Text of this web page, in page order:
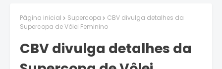
Página inicial Supercopa
CBV divulga detalhes da
Supercopa de Vôlei Feminino
CBV divulga detalhes da